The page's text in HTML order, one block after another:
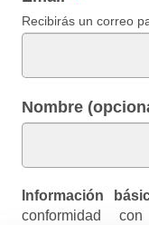
Recibirás un correo
Nombre
Información
conformidad